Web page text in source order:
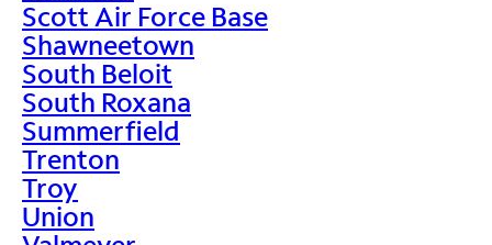
Scott Air Force Base
Shawneetown
South Beloit
South Roxana
Summerfield
Trenton
Troy
Union